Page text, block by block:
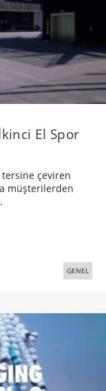
El Spor
çeviren
müşterilerden
GENEL